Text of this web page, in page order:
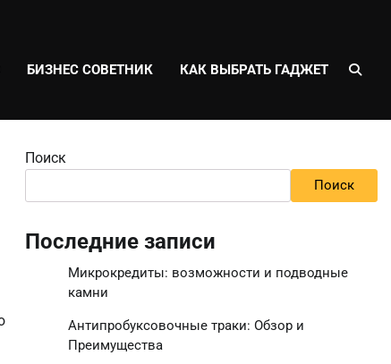
БИЗНЕС СОВЕТНИК КАК ВЫБРАТЬ ГАДЖЕТ
Поиск
Поиск
Последние записи
Микрокредиты: возможности и подводные
камни
Антипробуксовочные траки: Обзор и
Преимущества